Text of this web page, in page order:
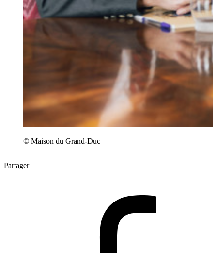
© Maison du Grand-Duc
Partager